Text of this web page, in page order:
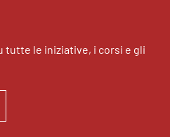
tutte le iniziative, i corsi e gli